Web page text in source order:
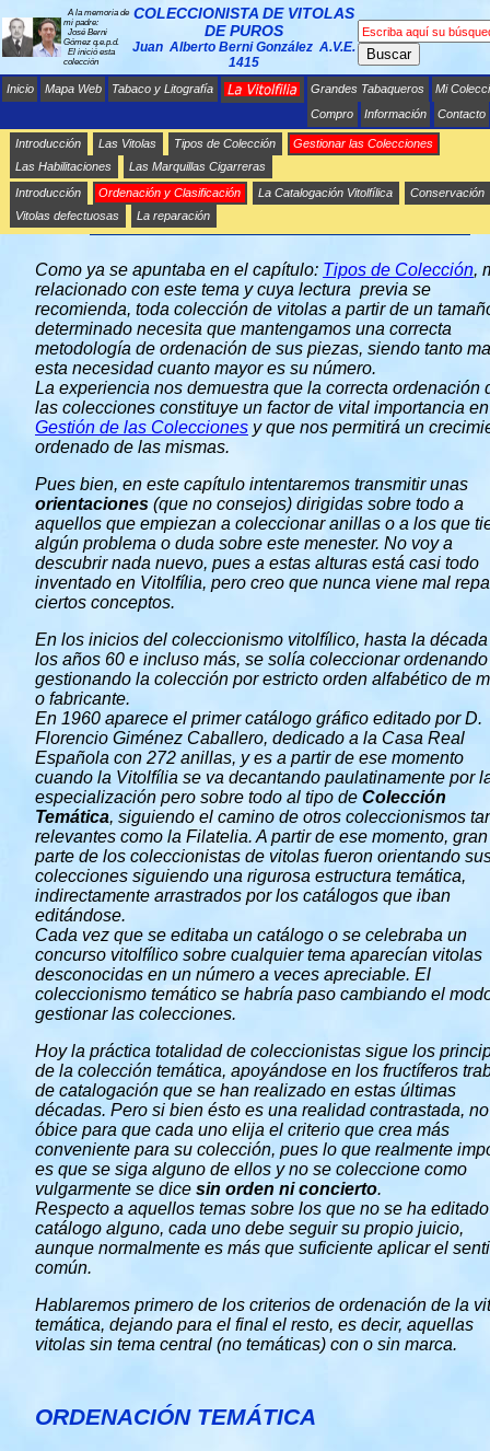
A la memoria de
mi padre:
José Berni
Gómez q.e.p.d.
El inició esta
colección
COLECCIONISTA DE VITOLAS
DE PUROS
Juan Alberto Berni González A.V.E.
1415
Buscar
Inicio Mapa Web Tabaco y Litografía Grandes Tabaqueros
Mi
Compro
Información Contacto
Introducción Las Vitolas Tipos de Colección
Gestionar las Colecciones
Las Habilitaciones
Las Marquillas Cigarreras
Introducción Ordenación y Clasificación La Catalogación Vitolfílica
Conservación
Vitolas defectuosas
La reparación
LA ORDENACIÓN Y LA CLASIFICACIÓN DE
LAS COLECCIONES
Como ya se apuntaba en el capítulo: Tipos de Colección,
relacionado con este tema y cuya lectura previa se
recomienda, toda colección de vitolas a partir de un
determinado necesita que mantengamos una correcta
metodología de ordenación de sus piezas, siendo tanto
esta necesidad cuanto mayor es su número.
La experiencia nos demuestra que la correcta ordenación
las colecciones constituye un factor de vital importancia
Gestión de las Colecciones y que nos permitirá un
ordenado de las mismas.
Pues bien, en este capítulo intentaremos transmitir unas
orientaciones (que no consejos) dirigidas sobre todo a
aquellos que empiezan a coleccionar anillas o a los que
algún problema o duda sobre este menester. No voy a
descubrir nada nuevo, pues a estas alturas está casi todo
inventado en Vitolfília, pero creo que nunca viene mal
ciertos conceptos.
En los inicios del coleccionismo vitolfílico, hasta la
los años 60 e incluso más, se solía coleccionar
gestionando la colección por estricto orden alfabético de
o fabricante.
En 1960 aparece el primer catálogo gráfico editado por D.
Florencio Giménez Caballero, dedicado a la Casa Real
Española con 272 anillas, y es a partir de ese momento
cuando la Vitolfília se va decantando paulatinamente por
especialización pero sobre todo al tipo de Colección
Temática, siguiendo el camino de otros coleccionismos
relevantes como la Filatelia. A partir de ese momento, gran
parte de los coleccionistas de vitolas fueron orientando
colecciones siguiendo una rigurosa estructura temática,
indirectamente arrastrados por los catálogos que iban
editándose.
Cada vez que se editaba un catálogo o se celebraba un
concurso vitolfílico sobre cualquier tema aparecían vitolas
desconocidas en un número a veces apreciable. El
coleccionismo temático se habría paso cambiando el
gestionar las colecciones.
Hoy la práctica totalidad de coleccionistas sigue los
de la colección temática, apoyándose en los fructíferos
de catalogación que se han realizado en estas últimas
décadas. Pero si bien ésto es una realidad contrastada,
óbice para que cada uno elija el criterio que crea más
conveniente para su colección, pues lo que realmente
es que se siga alguno de ellos y no se coleccione como
vulgarmente se dice sin orden ni concierto.
Respecto a aquellos temas sobre los que no se ha editado
catálogo alguno, cada uno debe seguir su propio juicio,
aunque normalmente es más que suficiente aplicar el
común.
Hablaremos primero de los criterios de ordenación de la
temática, dejando para el final el resto, es decir, aquellas
vitolas sin tema central (no temáticas) con o sin marca.
ORDENACIÓN TEMÁTICA